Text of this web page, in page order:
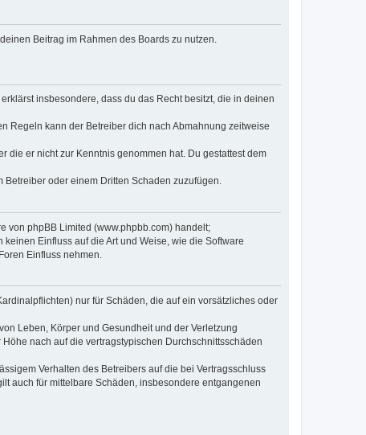
Beitrag im Rahmen des Boards zu nutzen.
insbesondere, dass du das Recht besitzt, die in deinen
Regeln kann der Betreiber dich nach Abmahnung zeitweise
die er nicht zur Kenntnis genommen hat. Du gestattest dem
oder einem Dritten Schaden zuzufügen.
von phpBB Limited (www.phpbb.com) handelt;
Einfluss auf die Art und Weise, wie die Software
Einfluss nehmen.
nur für Schäden, die auf ein vorsätzliches oder
Leben, Körper und Gesundheit und der Verletzung
nach auf die vertragstypischen Durchschnittsschäden
Verhalten des Betreibers auf die bei Vertragsschluss
auch für mittelbare Schäden, insbesondere entgangenen